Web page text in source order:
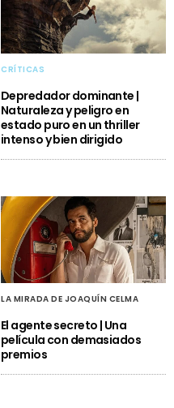
CRÍTICAS
Depredador dominante |
Naturaleza y peligro en
estado puro en un thriller
intenso y bien dirigido
LA MIRADA DE JOAQUÍN CELMA
El agente secreto | Una
película con demasiados
premios